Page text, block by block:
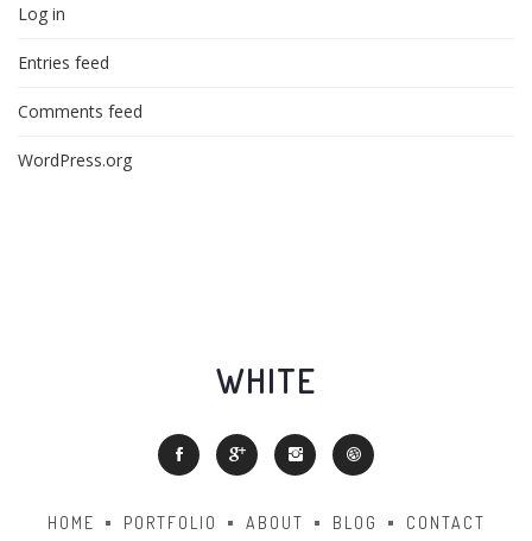
Log in
Entries feed
Comments feed
WordPress.org
WHITE
HOME PORTFOLIO ABOUT BLOG CONTACT